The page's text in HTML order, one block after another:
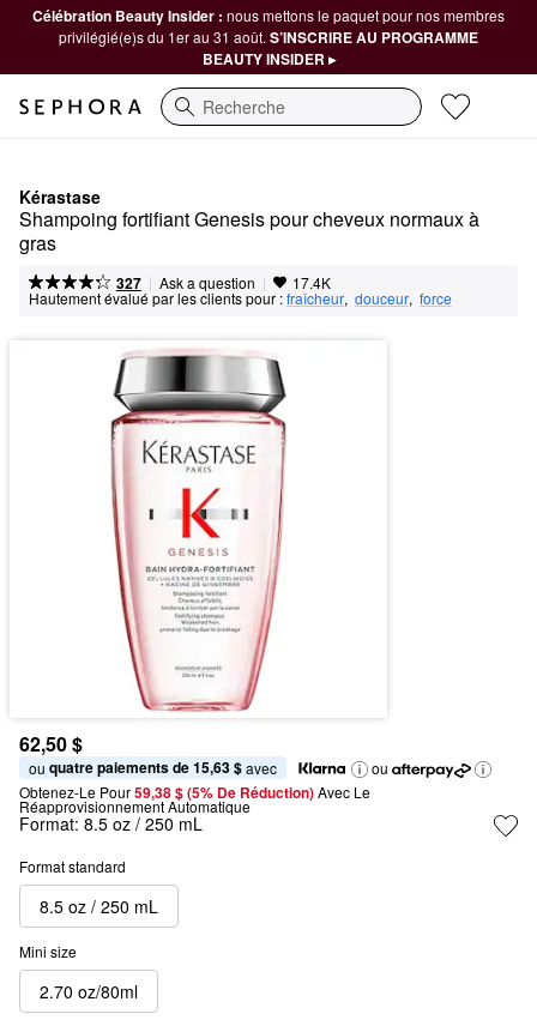
Célébration Beauty Insider : nous mettons le paquet pour nos membres
privilégié(e)s du 1er au 31 août. S’INSCRIRE AU PROGRAMME
BEAUTY INSIDER ▸
Recherche
Kérastase
Shampoing fortifiant Genesis pour cheveux normaux à
gras
327 | Ask a question | 17.4K
Hautement évalué par les clients pour :fraîcheur, douceur, force
62,50 $
ou quatre paiements de 15,63 $ avec
ou
Obtenez-Le Pour59,38 $ (5% De Réduction) Avec Le
Réapprovisionnement Automatique
Format: 8.5 oz / 250 mL
Format standard
8.5 oz / 250 mL
Mini size
2.70 oz/80ml